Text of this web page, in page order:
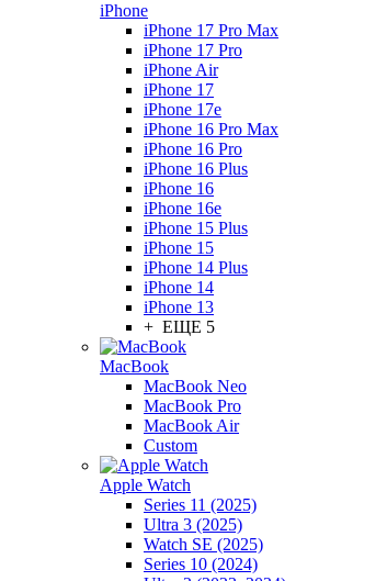
iPhone
iPhone 17 Pro Max
iPhone 17 Pro
iPhone Air
iPhone 17
iPhone 17e
iPhone 16 Pro Max
iPhone 16 Pro
iPhone 16 Plus
iPhone 16
iPhone 16e
iPhone 15 Plus
iPhone 15
iPhone 14 Plus
iPhone 14
iPhone 13
+ ЕЩЕ 5
MacBook
MacBook Neo
MacBook Pro
MacBook Air
Custom
Apple Watch
Series 11 (2025)
Ultra 3 (2025)
Watch SE (2025)
Series 10 (2024)